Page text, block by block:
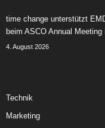
time change unterstützt
beim ASCO Annual Meeting
4. August 2026
Technik
Marketing